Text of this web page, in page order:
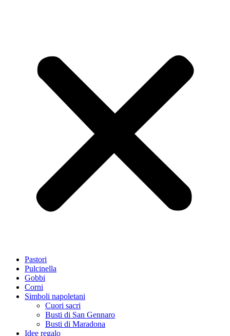
Pastori
Pulcinella
Gobbi
Corni
Simboli napoletani
Cuori sacri
Busti di San Gennaro
Busti di Maradona
Idee regalo